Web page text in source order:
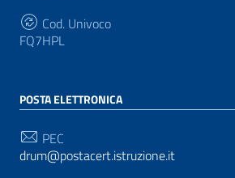
Cod. Univoco
FQ7HPL
POSTA ELETTRONICA
PEC
drum@postacert.istruzione.it